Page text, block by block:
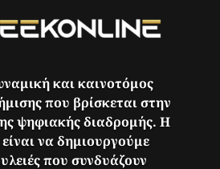
και καινοτόμος
που βρίσκεται στην
ψηφιακής διαδρομής. Η
να δημιουργούμε
που συνδυάζουν